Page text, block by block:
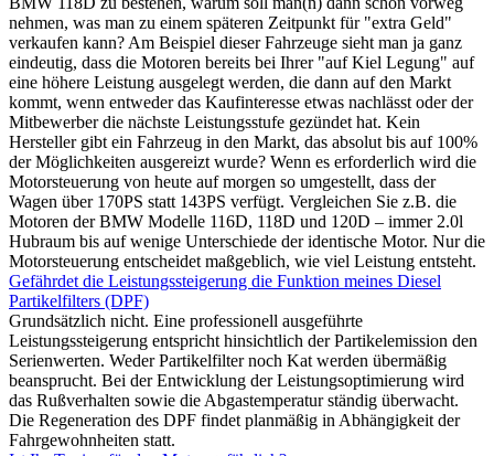
nehmen, was man zu einem späteren Zeitpunkt für "extra Geld"
verkaufen kann? Am Beispiel dieser Fahrzeuge sieht man ja ganz
eindeutig, dass die Motoren bereits bei Ihrer "auf Kiel Legung" auf
eine höhere Leistung ausgelegt werden, die dann auf den Markt
kommt, wenn entweder das Kaufinteresse etwas nachlässt oder der
Mitbewerber die nächste Leistungsstufe gezündet hat. Kein
Hersteller gibt ein Fahrzeug in den Markt, das absolut bis auf 100%
der Möglichkeiten ausgereizt wurde? Wenn es erforderlich wird die
Motorsteuerung von heute auf morgen so umgestellt, dass der
Wagen über 170PS statt 143PS verfügt. Vergleichen Sie z.B. die
Motoren der BMW Modelle 116D, 118D und 120D – immer 2.0l
Hubraum bis auf wenige Unterschiede der identische Motor. Nur die
Motorsteuerung entscheidet maßgeblich, wie viel Leistung entsteht.
Gefährdet die Leistungssteigerung die Funktion meines Diesel
Partikelfilters (DPF)
Grundsätzlich nicht. Eine professionell ausgeführte
Leistungssteigerung entspricht hinsichtlich der Partikelemission den
Serienwerten. Weder Partikelfilter noch Kat werden übermäßig
beansprucht. Bei der Entwicklung der Leistungsoptimierung wird
das Rußverhalten sowie die Abgastemperatur ständig überwacht.
Die Regeneration des DPF findet planmäßig in Abhängigkeit der
Fahrgewohnheiten statt.